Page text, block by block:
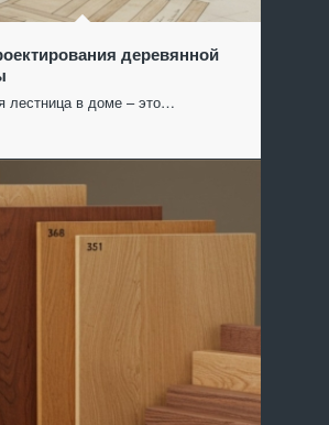
деревянной
лестница в доме – это…